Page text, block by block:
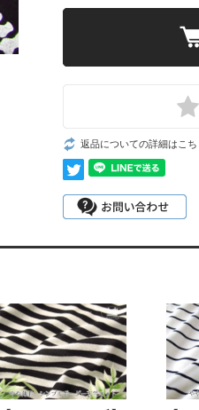
返品についての詳細はこち